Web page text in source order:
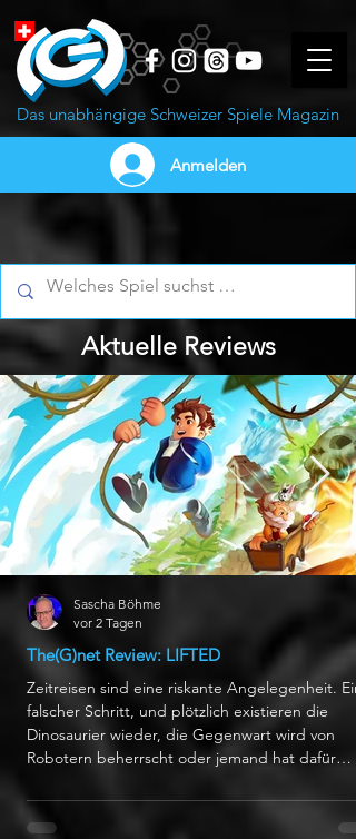
Das unabhängige Schweizer Spiele Magazin
Anmelden
Aktuelle Reviews
The(G)net Review: LIFTED
Zeitreisen sind eine riskante Angelegenheit. Ein
falscher Schritt, und plötzlich existieren die
Dinosaurier wieder, die Gegenwart wird von
Robotern beherrscht oder jemand hat dafür
fällt die Katastrophe etwas kleiner aus: Die
Geschichte bleibt intakt, dafür funktioniert
Sascha Böhme
vor 2 Tagen